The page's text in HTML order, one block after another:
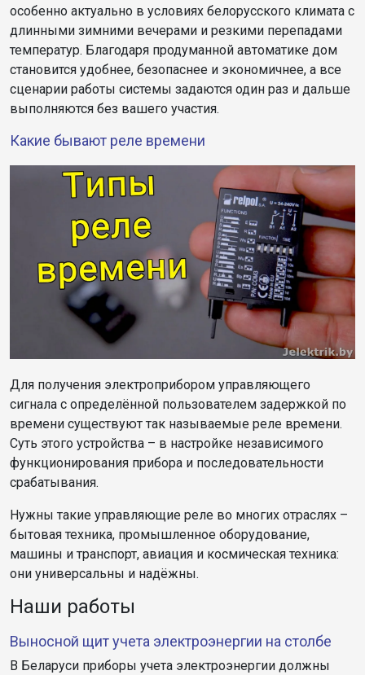
особенно актуально в условиях белорусского климата с
длинными зимними вечерами и резкими перепадами
температур. Благодаря продуманной автоматике дом
становится удобнее, безопаснее и экономичнее, а все
сценарии работы системы задаются один раз и дальше
выполняются без вашего участия.
Какие бывают реле времени
Для получения электроприбором управляющего
сигнала с определённой пользователем задержкой по
времени существуют так называемые реле времени.
Суть этого устройства – в настройке независимого
функционирования прибора и последовательности
срабатывания.
Нужны такие управляющие реле во многих отраслях –
бытовая техника, промышленное оборудование,
машины и транспорт, авиация и космическая техника:
они универсальны и надёжны.
Наши работы
Выносной щит учета электроэнергии на столбе
В Беларуси приборы учета электроэнергии должны